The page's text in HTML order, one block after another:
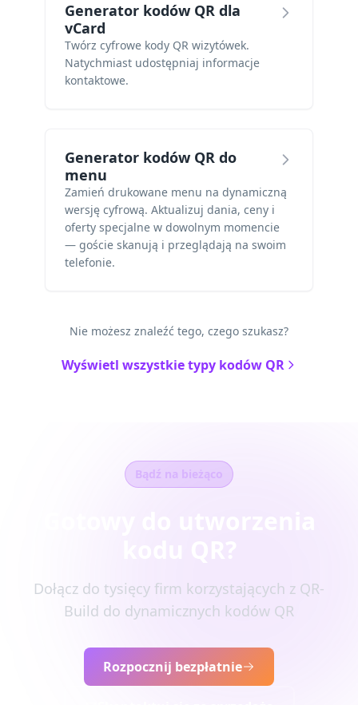
Generator kodów QR dla
vCard
Twórz cyfrowe kody QR wizytówek.
Natychmiast udostępniaj informacje
kontaktowe.
Generator kodów QR do
menu
Zamień drukowane menu na dynamiczną
wersję cyfrową. Aktualizuj dania, ceny i
oferty specjalne w dowolnym momencie
— goście skanują i przeglądają na swoim
telefonie.
Nie możesz znaleźć tego, czego szukasz?
Wyświetl wszystkie typy kodów QR
Bądź na bieżąco
Dołącz do tysięcy firm korzystających z QR-
Build do dynamicznych kodów QR
Rozpocznij bezpłatnie